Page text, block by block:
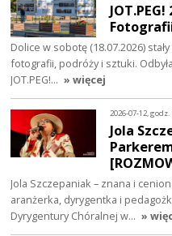
Dolice w sobotę (18.07.2026)
fotografii, podróży i sztuki.
JOT.PEG!… » więcej
2026-07-12, godz.
Jola
Jola Szczepaniak – znana i
aranżerka, dyrygentka i
Dyrygentury Chóralnej w… »